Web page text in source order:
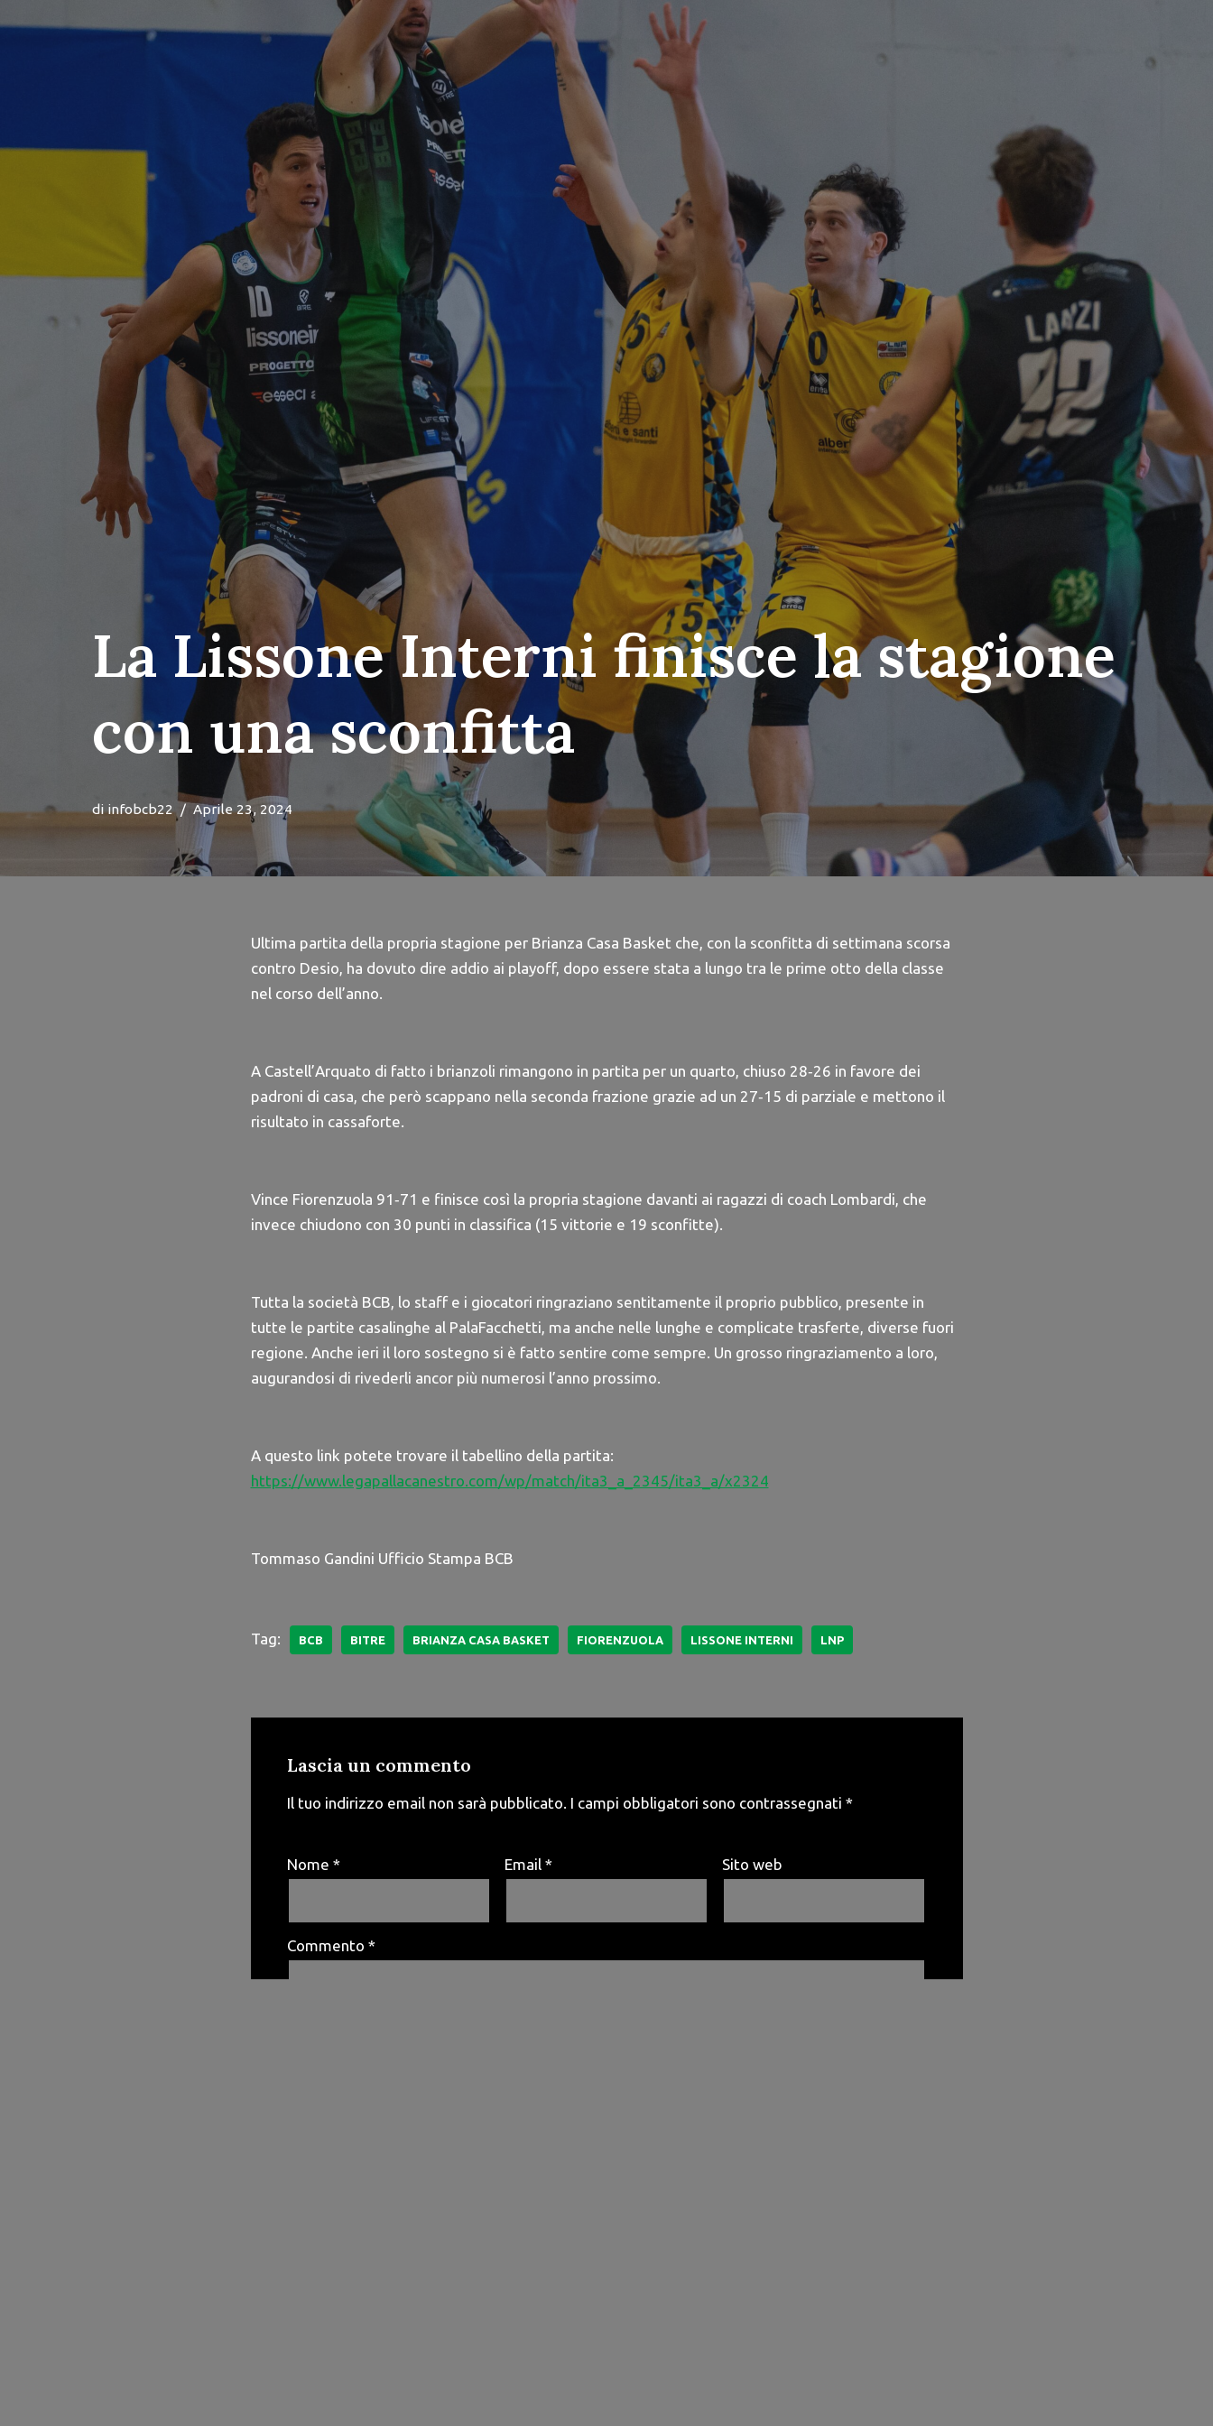
La Lissone Interni finisce la stagione
con una sconfitta
diinfobcb22 Aprile 23, 2024
Ultima partita della propria stagione per Brianza Casa Basket che, con la sconfitta di settimana scorsa
contro Desio, ha dovuto dire addio ai playoff, dopo essere stata a lungo tra le prime otto della classe
nel corso dell’anno.
A Castell’Arquato di fatto i brianzoli rimangono in partita per un quarto, chiuso 28‐26 in favore dei
padroni di casa, che però scappano nella seconda frazione grazie ad un 27‐15 di parziale e mettono il
risultato in cassaforte.
Vince Fiorenzuola 91‐71 e finisce così la propria stagione davanti ai ragazzi di coach Lombardi, che
invece chiudono con 30 punti in classifica (15 vittorie e 19 sconfitte).
Tutta la società BCB, lo staff e i giocatori ringraziano sentitamente il proprio pubblico, presente in
tutte le partite casalinghe al PalaFacchetti, ma anche nelle lunghe e complicate trasferte, diverse fuori
regione. Anche ieri il loro sostegno si è fatto sentire come sempre. Un grosso ringraziamento a loro,
augurandosi di rivederli ancor più numerosi l’anno prossimo.
A questo link potete trovare il tabellino della partita:
https://www.legapallacanestro.com/wp/match/ita3_a_2345/ita3_a/x2324
Tommaso Gandini Ufficio Stampa BCB
Tag: BCB BITRE BRIANZA CASA BASKET FIORENZUOLA LISSONE INTERNI LNP
Lascia un commento
Il tuo indirizzo email non sarà pubblicato. I campi obbligatori sono contrassegnati *
Nome * Email * Sito web
Commento *